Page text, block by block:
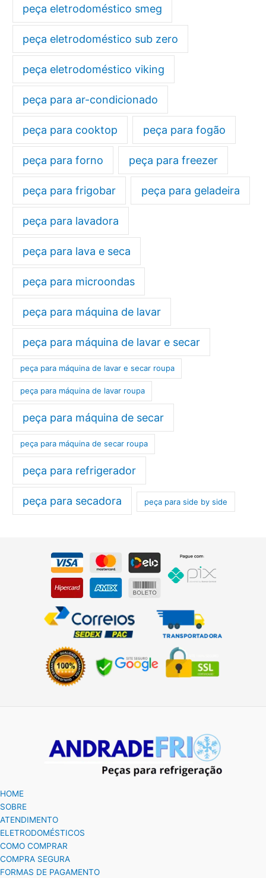
peça eletrodoméstico smeg
peça eletrodoméstico sub zero
peça eletrodoméstico viking
peça para ar-condicionado
peça para cooktop peça para fogão
peça para forno peça para freezer
peça para frigobar peça para geladeira
peça para lavadora
peça para lava e seca
peça para microondas
peça para máquina de lavar
peça para máquina de lavar e secar
peça para máquina de lavar e secar roupa
peça para máquina de lavar roupa
peça para máquina de secar
peça para máquina de secar roupa
peça para refrigerador
peça para secadora peça para side by side
HOME
SOBRE
ATENDIMENTO
ELETRODOMÉSTICOS
COMO COMPRAR
COMPRA SEGURA
FORMAS DE PAGAMENTO